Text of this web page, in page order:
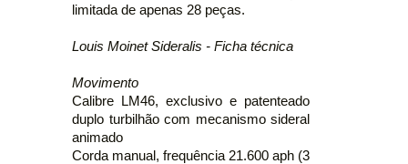
limitada de apenas 28 peças.
Louis Moinet Sideralis - Ficha técnica
Movimento
Calibre LM46, exclusivo e patenteado
duplo turbilhão com mecanismo sideral
animado
Corda manual, frequência 21.600 aph (3